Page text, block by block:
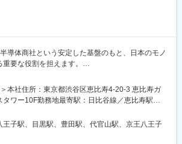
導体商社という安定した基盤のもと、日本のモノ
要な役割を担えます。
スを創出し、自身の成長を実感できる環境です。
、当社営業の販売活動を支援する役割です。
込み機器、モーター制御をご担当いただきます。
販のため製品の技術的なメリットの紹介、お客様
デバイスの技術提案などを行います。
本社住所：東京都渋谷区恵比寿4-20-3 恵比寿ガ
タワー10F勤務地最寄駅：日比谷線／恵比寿駅受
内喫煙可能場所あり＜勤務地詳細2＞八王子テクニ
所：東京都八王子市高倉町59-10 受動喫煙対策：
更の範囲：会社の定める事業所（リモートワー
王子駅、目黒駅、豊田駅、代官山駅、京王八王子